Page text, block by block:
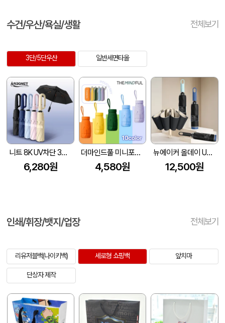
수건/우산/욕실/생활 전체보기
3단/5단우산 일반세면타올
니트 8K UV차단 3단 완자동 양우산
6,280원
더마인드풀 미니포켓 UV차단 암막 파스텔 우양산 색상 10종
4,580원
뉴에이커 올데이 UV차단 8K 3단 거꾸로 자동 양우산 고리 손잡이
12,500원
인쇄/휘장/뱃지/업장 전체보기
리유저블백(나이키백) 세로형 쇼핑백 앞치마
단상자 제작